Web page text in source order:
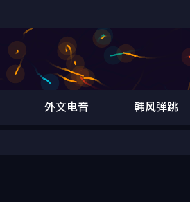
外文电音 韩风弹跳